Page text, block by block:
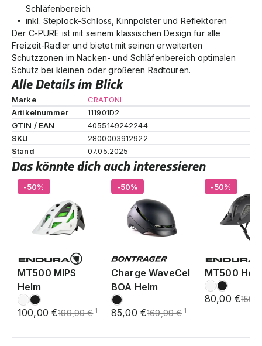
Schläfenbereich
inkl. Steplock-Schloss, Kinnpolster und Reflektoren
Der C-PURE ist mit seinem klassischen Design für alle
Freizeit-Radler und bietet mit seinen erweiterten
Schutzzonen im Nacken- und Schläfenbereich optimalen
Schutz bei kleinen oder größeren Radtouren.
Alle Details im Blick
Marke
CRATONI
Artikelnummer
111901D2
GTIN / EAN
4055149242244
SKU
2800003912922
Stand
07.05.2025
Das könnte dich auch interessieren
-50%
MT500 MIPS
Helm
100,00 €199,99 € 1
-50%
Charge WaveCel
BOA Helm
85,00 €169,99 € 1
-50%
MT500
80,00 €